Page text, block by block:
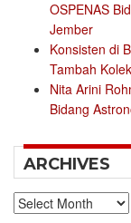
OSPENAS
Jember
Konsisten di
Tambah
Nita Arini
Bidang
ARCHIVES
Archives